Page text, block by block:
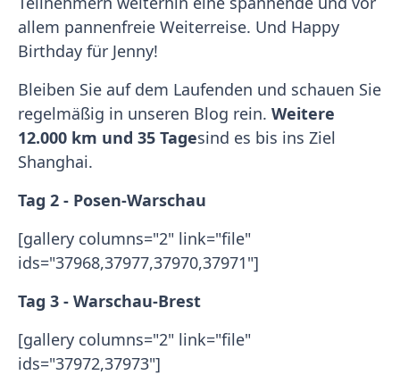
allem pannenfreie Weiterreise. Und Happy
Birthday für Jenny!
Bleiben Sie auf dem Laufenden und schauen Sie
regelmäßig in unseren Blog rein. Weitere
12.000 km und 35 Tagesind es bis ins Ziel
Shanghai.
Tag 2 - Posen-Warschau
[gallery columns="2" link="file"
ids="37968,37977,37970,37971"]
Tag 3 - Warschau-Brest
[gallery columns="2" link="file"
ids="37972,37973"]